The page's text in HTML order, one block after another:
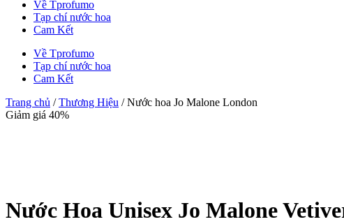
Về Tprofumo
Tạp chí nước hoa
Cam Kết
Về Tprofumo
Tạp chí nước hoa
Cam Kết
Trang chủ /Thương Hiệu / Nước hoa Jo Malone London
Giảm giá 40%
Nước Hoa Unisex Jo Malone